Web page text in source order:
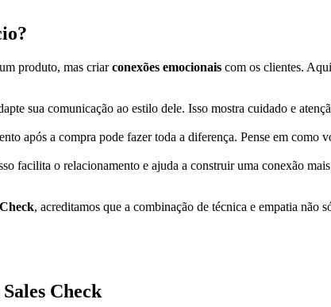
produto, mas criarconexões emocionais com os clientes.
sua comunicação ao estilo dele. Isso mostra cuidado e
após a compra pode fazer toda a diferença. Pense em como
facilita o relacionamento e ajuda a construir uma conexão
, acreditamos que a combinação de técnica e empatia não
Check